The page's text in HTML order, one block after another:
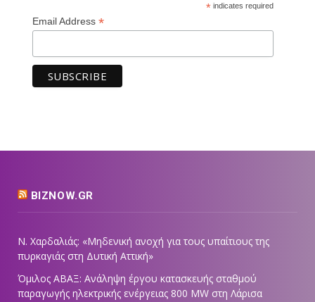
*indicates required
Email Address *
BIZNOW.GR
Ν. Χαρδαλιάς: «Μηδενική ανοχή για τους υπαίτιους της
πυρκαγιάς στη Δυτική Αττική»
Όμιλος ΑΒΑΞ: Ανάληψη έργου κατασκευής σταθμού
παραγωγής ηλεκτρικής ενέργειας 800 ΜW στη Λάρισα